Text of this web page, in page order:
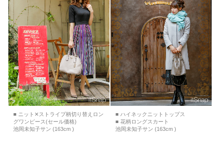
■ ニット✕ストライプ柄切り替えロン
グワンピース(セール価格)
池岡未知子サン (163cm )
■ ハイネックニットトップス
■ 花柄ロングスカート
池岡未知子サン (163cm )